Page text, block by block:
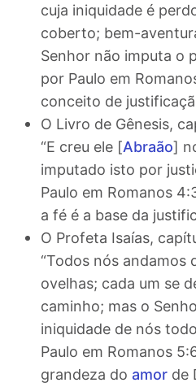
cuja iniquidade é
coberto; bem-
Senhor não imputa o
por Paulo em
conceito de
O Livro de Gênesis,
“E creu ele [Abraão]
imputado isto por
Paulo em Romanos
a fé é a base da
O Profeta Isaías,
“Todos nós andamos
ovelhas; cada um se
caminho; mas o
iniquidade de nós
Paulo em Romanos
grandeza do amor de